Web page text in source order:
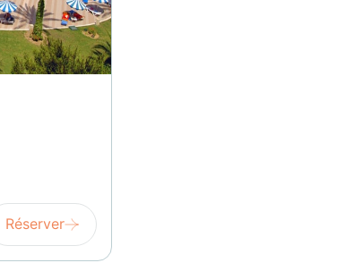
Réserver